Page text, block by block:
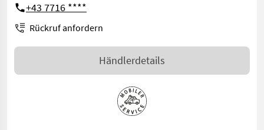
+43 7716 ****
Rückruf anfordern
Händlerdetails